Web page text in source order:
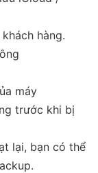
hàng.
máy
trước khi bị
lại, bạn có thể